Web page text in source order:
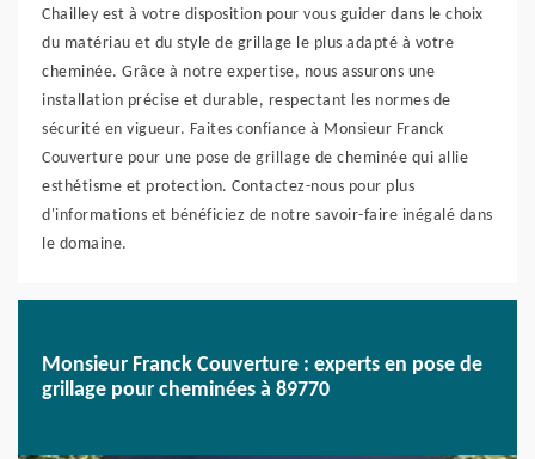
Chailley est à votre disposition pour vous guider dans le choix
du matériau et du style de grillage le plus adapté à votre
cheminée. Grâce à notre expertise, nous assurons une
installation précise et durable, respectant les normes de
sécurité en vigueur. Faites confiance à Monsieur Franck
Couverture pour une pose de grillage de cheminée qui allie
esthétisme et protection. Contactez-nous pour plus
d'informations et bénéficiez de notre savoir-faire inégalé dans
le domaine.
Monsieur Franck Couverture : experts en pose de
grillage pour cheminées à 89770